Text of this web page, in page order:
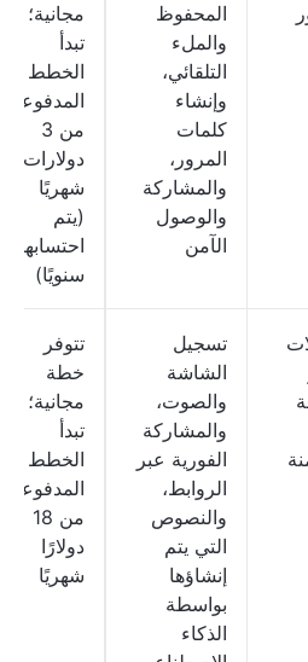
المحفوظ
والملء
التلقائي،
وإنشاء
كلمات
المرور،
والمشاركة
والوصول
الآمن
مجانية؛
تبدأ
الخطط
المدفوعة
من 3
دولارات
شهريًا
(يتم
احتسابها
سنويًا)
تسجيل
الشاشة
والصوت،
والمشاركة
الفورية عبر
الروابط،
والنصوص
التي يتم
إنشاؤها
بواسطة
الذكاء
تتوفر
خطة
مجانية؛
تبدأ
الخطط
المدفوعة
من 18
دولارًا
شهريًا